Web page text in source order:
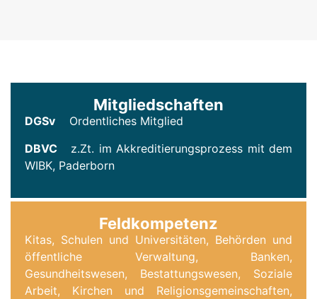
Mitgliedschaften
DGSv Ordentliches Mitglied
DBVC z.Zt. im Akkreditierungsprozess mit dem
WIBK, Paderborn
Feldkompetenz
Kitas, Schulen und Universitäten, Behörden und
öffentliche Verwaltung, Banken,
Gesundheitswesen, Bestattungswesen, Soziale
Arbeit, Kirchen und Religionsgemeinschaften,